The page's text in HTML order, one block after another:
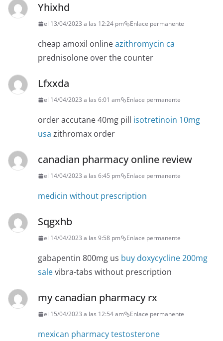
Yhixhd
el 13/04/2023 a las 12:24 pm Enlace permanente
cheap amoxil onlineazithromycin ca
prednisolone over the counter
Lfxxda
el 14/04/2023 a las 6:01 am Enlace permanente
order accutane 40mg pill isotretinoin 10mg
usa zithromax order
canadian pharmacy online review
el 14/04/2023 a las 6:45 pm Enlace permanente
medicin without prescription
Sqgxhb
el 14/04/2023 a las 9:58 pm Enlace permanente
gabapentin 800mg us buy doxycycline 200mg
salevibra-tabs without prescription
my canadian pharmacy rx
el 15/04/2023 a las 12:54 am Enlace permanente
mexican pharmacy testosterone